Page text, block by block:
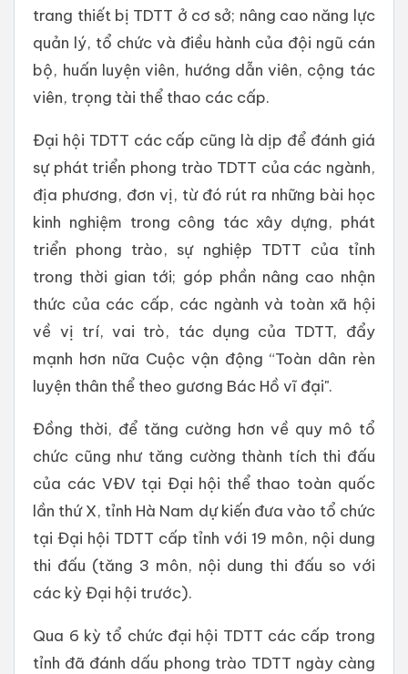
trang thiết bị TDTT ở cơ sở; nâng cao năng lực
quản lý, tổ chức và điều hành của đội ngũ cán
bộ, huấn luyện viên, hướng dẫn viên, cộng tác
viên, trọng tài thể thao các cấp.
Đại hội TDTT các cấp cũng là dịp để đánh giá
sự phát triển phong trào TDTT của các ngành,
địa phương, đơn vị, từ đó rút ra những bài học
kinh nghiệm trong công tác xây dựng, phát
triển phong trào, sự nghiệp TDTT của tỉnh
trong thời gian tới; góp phần nâng cao nhận
thức của các cấp, các ngành và toàn xã hội
về vị trí, vai trò, tác dụng của TDTT, đẩy
mạnh hơn nữa Cuộc vận động “Toàn dân rèn
luyện thân thể theo gương Bác Hồ vĩ đại".
Đồng thời, để tăng cường hơn về quy mô tổ
chức cũng như tăng cường thành tích thi đấu
của các VĐV tại Đại hội thể thao toàn quốc
lần thứ X, tỉnh Hà Nam dự kiến đưa vào tổ chức
tại Đại hội TDTT cấp tỉnh với 19 môn, nội dung
thi đấu (tăng 3 môn, nội dung thi đấu so với
các kỳ Đại hội trước).
Qua 6 kỳ tổ chức đại hội TDTT các cấp trong
tỉnh đã đánh dấu phong trào TDTT ngày càng